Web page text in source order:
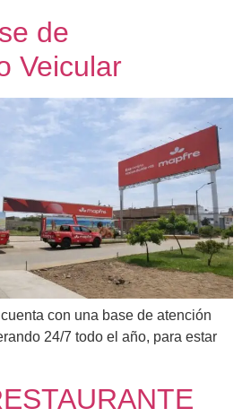
de
Veicular
con una base de atención
24/7 todo el año, para estar